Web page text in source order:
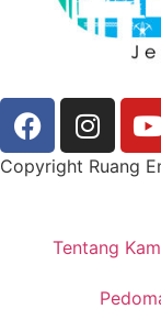
Copyright Ruang
Tentang